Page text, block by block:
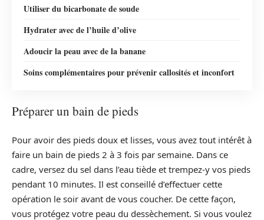
Utiliser du bicarbonate de soude
Hydrater avec de l’huile d’olive
Adoucir la peau avec de la banane
Soins complémentaires pour prévenir callosités et inconfort
Préparer un bain de pieds
Pour avoir des pieds doux et lisses, vous avez tout intérêt à
faire un bain de pieds 2 à 3 fois par semaine. Dans ce
cadre, versez du sel dans l’eau tiède et trempez-y vos pieds
pendant 10 minutes. Il est conseillé d’effectuer cette
opération le soir avant de vous coucher. De cette façon,
vous protégez votre peau du dessèchement. Si vous voulez